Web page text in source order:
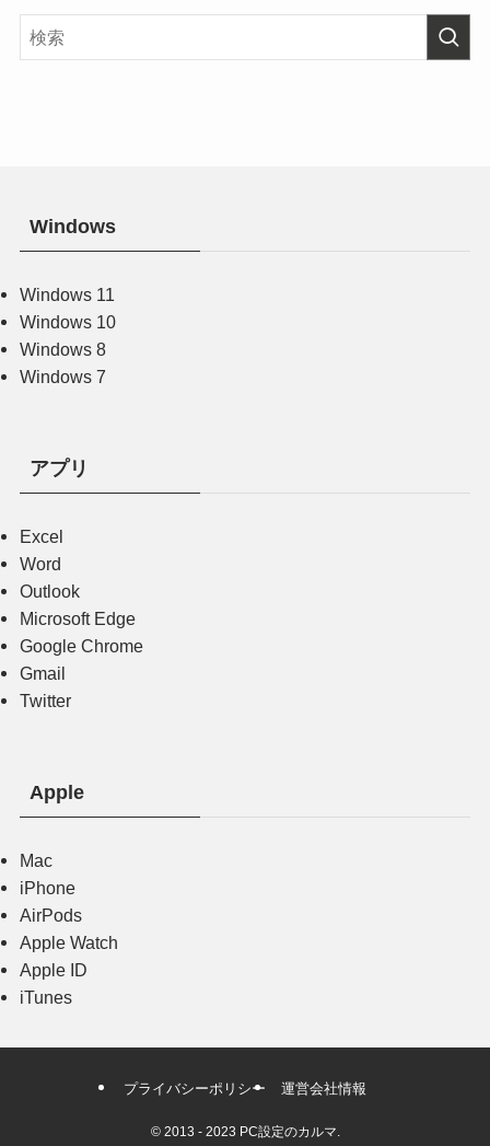
Windows
Windows 11
Windows 10
Windows 8
Windows 7
アプリ
Excel
Word
Outlook
Microsoft Edge
Google Chrome
Gmail
Twitter
Apple
Mac
iPhone
AirPods
Apple Watch
Apple ID
iTunes
プライバシーポリシー 運営会社情報
©2013 - 2023 PC設定のカルマ.